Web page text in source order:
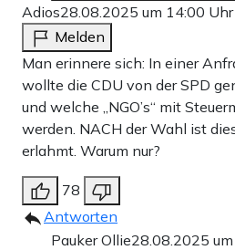
Adios28.08.2025 um 14:00 Uhr
Melden
Man erinnere sich: In einer
wollte die CDU von der SPD
und welche „NGO’s“ mit
werden. NACH der Wahl ist
erlahmt. Warum nur?
78
Antworten
Pauker Ollie28.08.2025